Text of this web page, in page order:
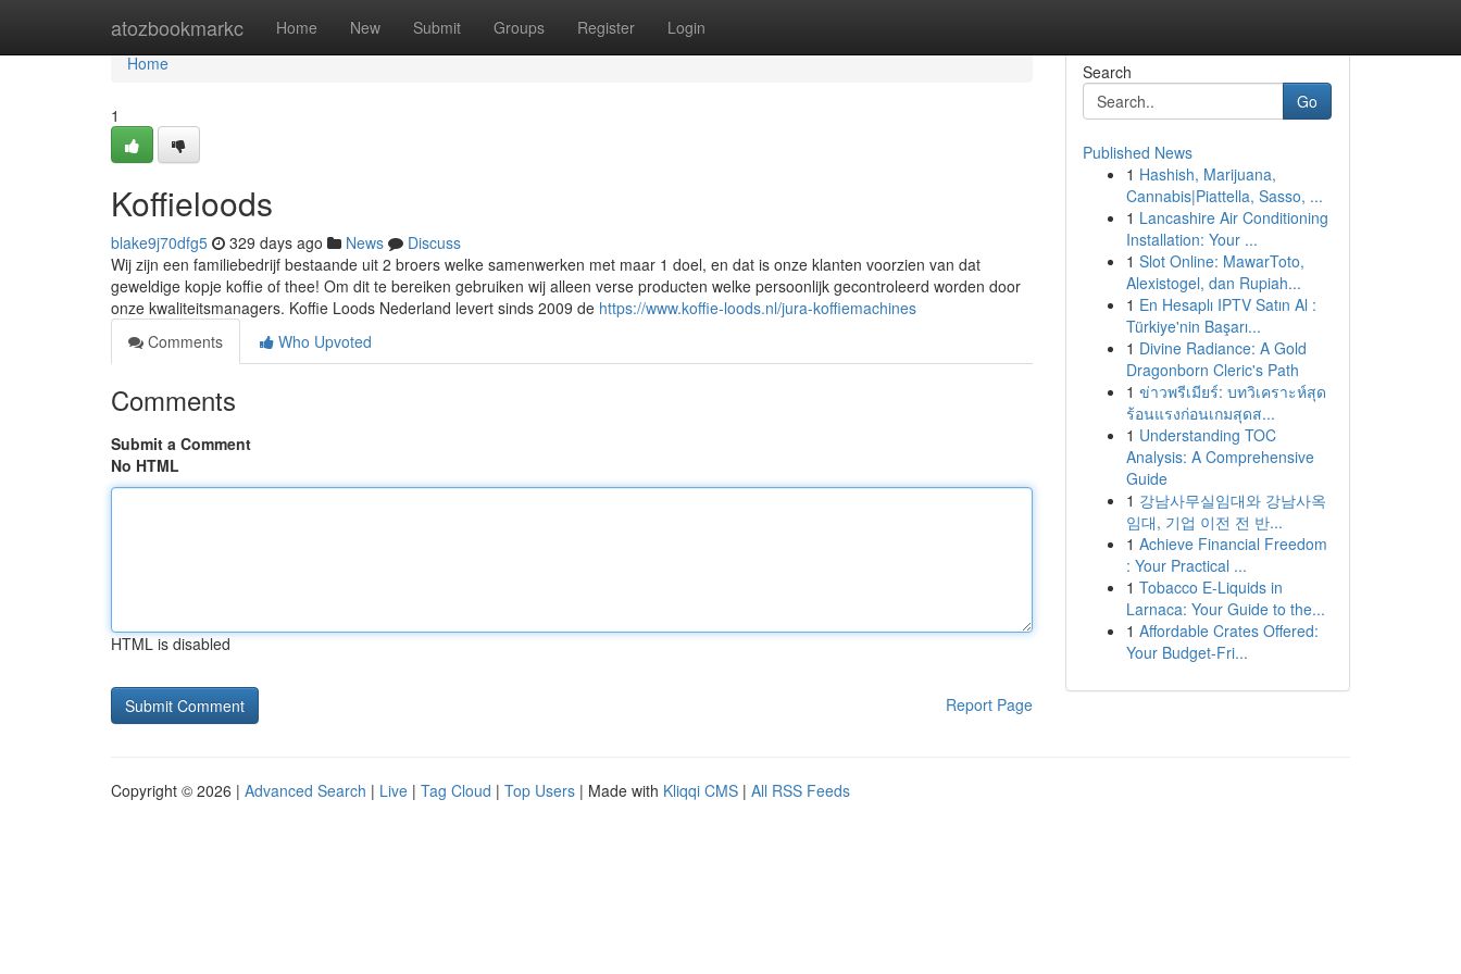
atozbookmarkc Home New Submit Groups Register Login
Home
Home
1
Koffieloods
blake9j70dfg5 329 days ago News
Discuss
Wij zijn een familiebedrijf bestaande uit 2 broers welke samenwerken met maar 1 doel, en dat is onze klanten voorzien van dat
geweldige kopje koffie of thee! Om dit te bereiken gebruiken wij alleen verse producten welke persoonlijk gecontroleerd worden door
onze kwaliteitsmanagers. Koffie Loods Nederland levert sinds 2009 de https://www.koffie-loods.nl/jura-koffiemachines
Comments
Who Upvoted
Comments
Submit a Comment
No HTML
HTML is disabled
Report Page
Search
Go
Published News
1 Hashish, Marijuana,
Cannabis|Piattella, Sasso, ...
1 Lancashire Air Conditioning
Installation: Your ...
1 Slot Online: MawarToto,
Alexistogel, dan Rupiah...
1 En Hesaplı IPTV Satın Al :
Türkiye'nin Başarı...
1 Divine Radiance: A Gold
Dragonborn Cleric's Path
1 ข่าวพรีเมียร์: บทวิเคราะห์สุด
ร้อนแรงก่อนเกมสุดส...
1 Understanding TOC
Analysis: A Comprehensive
Guide
1 강남사무실임대와 강남사옥
임대, 기업 이전 전 반...
1 Achieve Financial Freedom
: Your Practical ...
1 Tobacco E-Liquids in
Larnaca: Your Guide to the...
1 Affordable Crates Offered:
Your Budget-Fri...
Copyright © 2026 | Advanced Search | Live | Tag Cloud | Top Users | Made with Kliqqi CMS | All RSS Feeds